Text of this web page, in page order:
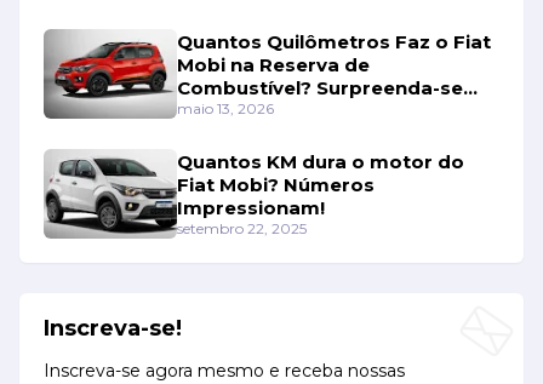
Quantos Quilômetros Faz o Fiat
Mobi na Reserva de
Combustível? Surpreenda-se
Com os Números!
maio 13, 2026
Quantos KM dura o motor do
Fiat Mobi? Números
Impressionam!
setembro 22, 2025
Inscreva-se!
Inscreva-se agora mesmo e receba nossas